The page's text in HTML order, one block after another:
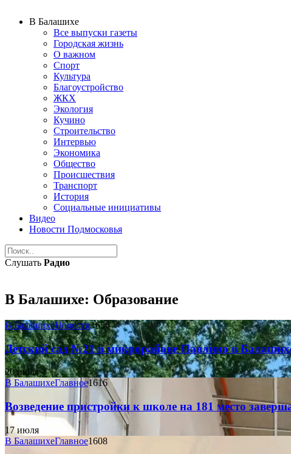
В Балашихе
Все выпуски газеты
Городская жизнь
О важном
Спорт
Культура
Благоустройство
ЖКХ
Экология
Кучино
Строительство
Интервью
Экономика
Общество
Происшествия
Транспорт
История
Социальные инициативы
Видео
Новости Подмосковья
Слушать Радио
В Балашихе: Образование
В БалашихеНовости1656
Детский сад №21 в микрорайоне Павлино в
20 июля
В БалашихеГлавное1616
Возведение пристройки к школе на 181 место
17 июля
В БалашихеГлавное1608